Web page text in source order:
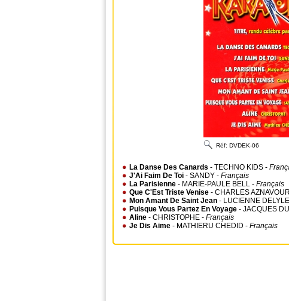
Réf: DVDEK-06
La Danse Des Canards - TECHNO KIDS -
J'Ai Faim De Toi - SANDY - Français
La Parisienne - MARIE-PAULE BELL - Français
Que C'Est Triste Venise - CHARLES
Mon Amant De Saint Jean - LUCIENNE
Puisque Vous Partez En Voyage - JACQUES
Aline - CHRISTOPHE - Français
Je Dis Aime - MATHIERU CHEDID - Français